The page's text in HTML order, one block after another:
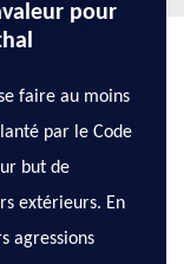
pour
faire au moins
par le Code
but de
extérieurs. En
agressions